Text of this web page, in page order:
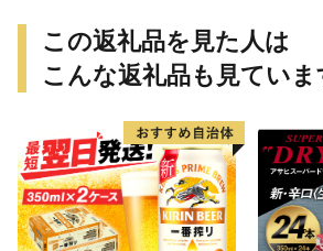
この返礼品を見た人は
こんな返礼品も見ていま